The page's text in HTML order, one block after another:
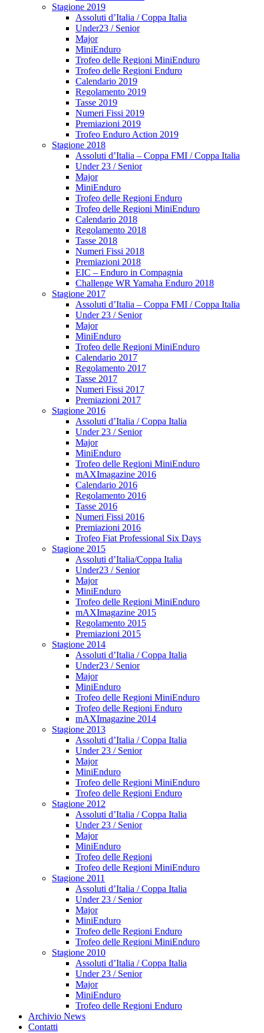
Stagione 2019
Assoluti d’Italia / Coppa Italia
Under23 / Senior
Major
MiniEnduro
Trofeo delle Regioni MiniEnduro
Trofeo delle Regioni Enduro
Calendario 2019
Regolamento 2019
Tasse 2019
Numeri Fissi 2019
Premiazioni 2019
Trofeo Enduro Action 2019
Stagione 2018
Assoluti d’Italia – Coppa FMI / Coppa Italia
Under 23 / Senior
Major
MiniEnduro
Trofeo delle Regioni Enduro
Trofeo delle Regioni MiniEnduro
Calendario 2018
Regolamento 2018
Tasse 2018
Numeri Fissi 2018
Premiazioni 2018
EIC – Enduro in Compagnia
Challenge WR Yamaha Enduro 2018
Stagione 2017
Assoluti d’Italia – Coppa FMI / Coppa Italia
Under 23 / Senior
Major
MiniEnduro
Trofeo delle Regioni MiniEnduro
Calendario 2017
Regolamento 2017
Tasse 2017
Numeri Fissi 2017
Premiazioni 2017
Stagione 2016
Assoluti d’Italia / Coppa Italia
Under 23 / Senior
Major
MiniEnduro
Trofeo delle Regioni MiniEnduro
mAXImagazine 2016
Calendario 2016
Regolamento 2016
Tasse 2016
Numeri Fissi 2016
Premiazioni 2016
Trofeo Fiat Professional Six Days
Stagione 2015
Assoluti d’Italia/Coppa Italia
Under23 / Senior
Major
MiniEnduro
Trofeo delle Regioni MiniEnduro
mAXImagazine 2015
Regolamento 2015
Premiazioni 2015
Stagione 2014
Assoluti d’Italia / Coppa Italia
Under23 / Senior
Major
MiniEnduro
Trofeo delle Regioni MiniEnduro
Trofeo delle Regioni Enduro
mAXImagazine 2014
Stagione 2013
Assoluti d’Italia / Coppa Italia
Under 23 / Senior
Major
MiniEnduro
Trofeo delle Regioni MiniEnduro
Trofeo delle Regioni Enduro
Stagione 2012
Assoluti d’Italia / Coppa Italia
Under 23 / Senior
Major
MiniEnduro
Trofeo delle Regioni
Trofeo delle Regioni MiniEnduro
Stagione 2011
Assoluti d’Italia / Coppa Italia
Under 23 / Senior
Major
MiniEnduro
Trofeo delle Regioni Enduro
Trofeo delle Regioni MiniEnduro
Stagione 2010
Assoluti d’Italia / Coppa Italia
Under 23 / Senior
Major
MiniEnduro
Trofeo delle Regioni Enduro
Archivio News
Contatti